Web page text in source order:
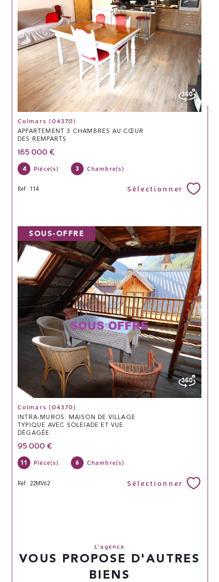
Colmars (04370)
APPARTEMENT 3 CHAMBRES AU CŒUR
DES REMPARTS
165 000 €
4 Pièce(s) 3 Chambre(s)
Réf : 114 Sélectionner
SOUS-OFFRE
Colmars (04370)
INTRA-MUROS: MAISON DE VILLAGE
TYPIQUE AVEC SOLEIADE ET VUE
DÉGAGÉE
95 000 €
11 Pièce(s) 6 Chambre(s)
Réf : 22MV62 Sélectionner
L'agence
VOUS PROPOSE D'AUTRES
BIENS